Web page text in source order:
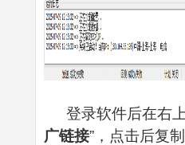
登录软件后在右
广链接”，点击后复